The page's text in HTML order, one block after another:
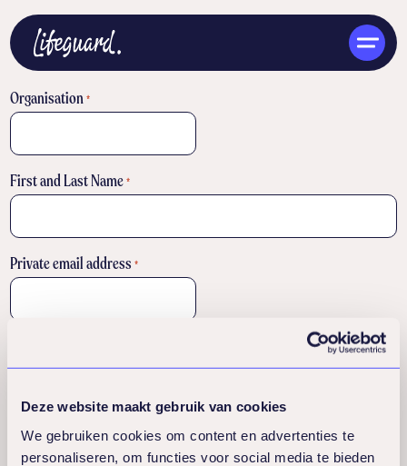
Deze website maakt gebruik van cookies
We gebruiken cookies om content en advertenties te
personaliseren, om functies voor social media te bieden
Organisation *
First and Last Name *
Private email address *
English
CAPTCHA